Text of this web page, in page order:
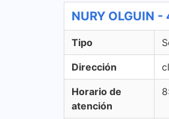
NURY OLGUIN
Tipo
Dirección
Horario de
atención